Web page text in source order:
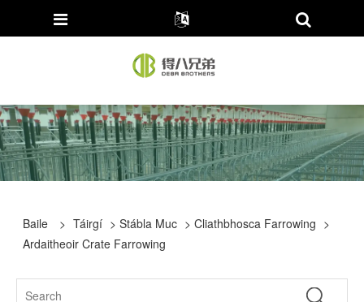
Baile > Táirgí >Stábla Muc >Cliathbhosca Farrowing >
Ardaitheoir Crate Farrowing